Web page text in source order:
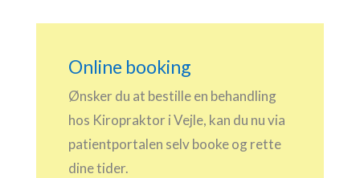
Online booking
Ønsker du at bestille en behandling
hos Kiropraktor i Vejle, kan du nu via
patientportalen selv booke og rette
dine tider.